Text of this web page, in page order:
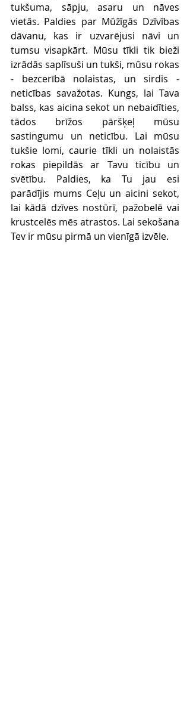
tukšuma, sāpju, asaru un nāves
vietās. Paldies par Mūžīgās Dzīvības
dāvanu, kas ir uzvarējusi nāvi un
tumsu visapkārt. Mūsu tīkli tik bieži
izrādās saplīsuši un tukši, mūsu rokas
- bezcerībā nolaistas, un sirdis -
neticības savažotas. Kungs, lai Tava
balss, kas aicina sekot un nebaidīties,
tādos brīžos pāršķeļ mūsu
sastingumu un neticību. Lai mūsu
tukšie lomi, caurie tīkli un nolaistās
rokas piepildās ar Tavu ticību un
svētību. Paldies, ka Tu jau esi
parādījis mums Ceļu un aicini sekot,
lai kādā dzīves nostūrī, pažobelē vai
krustcelēs mēs atrastos. Lai sekošana
Tev ir mūsu pirmā un vienīgā izvēle.